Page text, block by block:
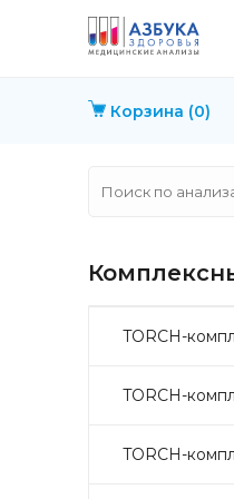
Корзина (0)
TORCH-
TORCH-
TORCH-